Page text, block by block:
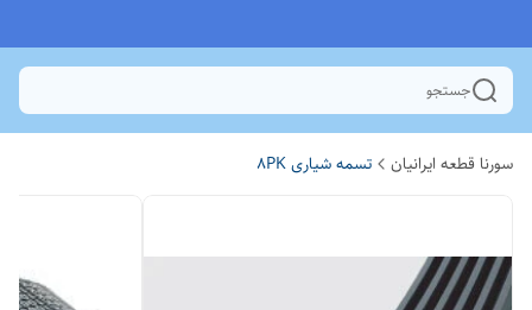
جستجو
سورنا قطعه ایرانیان تسمه شیاری 8PK